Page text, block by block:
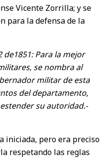
Vicente Zorrilla; y se
para la defensa de la
de1851: Para la mejor
se nombra al
militar de esta
del departamento,
su autoridad.-
iniciada, pero era preciso
respetando las reglas